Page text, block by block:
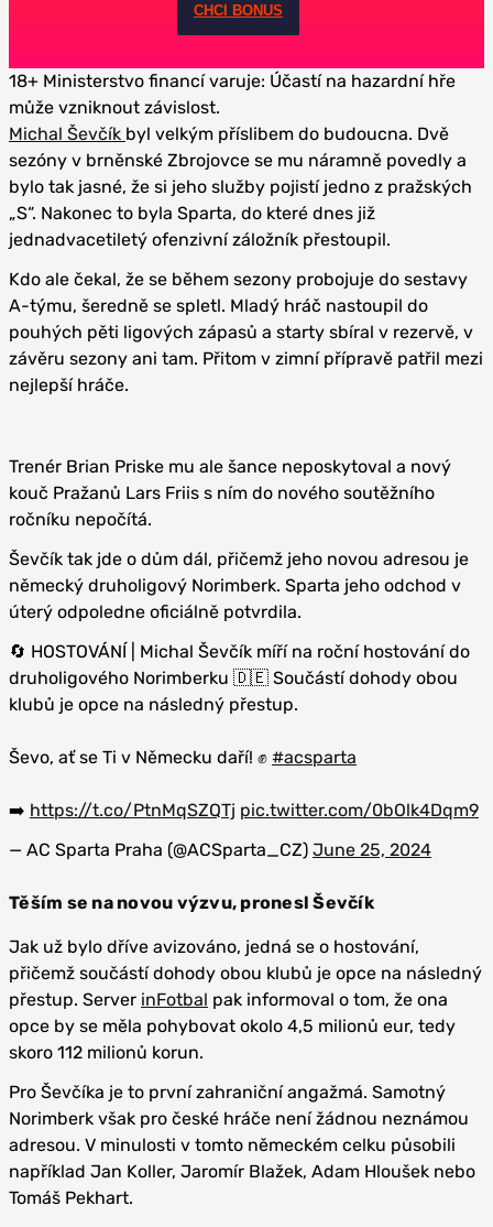
CHCI BONUS
18+ Ministerstvo financí varuje: Účastí na hazardní hře
může vzniknout závislost.
Michal Ševčík byl velkým příslibem do budoucna. Dvě
sezóny v brněnské Zbrojovce se mu náramně povedly a
bylo tak jasné, že si jeho služby pojistí jedno z pražských
„S“. Nakonec to byla Sparta, do které dnes již
jednadvacetiletý ofenzivní záložník přestoupil.
Kdo ale čekal, že se během sezony probojuje do sestavy
A-týmu, šeredně se spletl. Mladý hráč nastoupil do
pouhých pěti ligových zápasů a starty sbíral v rezervě, v
závěru sezony ani tam. Přitom v zimní přípravě patřil mezi
nejlepší hráče.
Trenér Brian Priske mu ale šance neposkytoval a nový
kouč Pražanů Lars Friis s ním do nového soutěžního
ročníku nepočítá.
Ševčík tak jde o dům dál, přičemž jeho novou adresou je
německý druholigový Norimberk. Sparta jeho odchod v
úterý odpoledne oficiálně potvrdila.
🔄 HOSTOVÁNÍ | Michal Ševčík míří na roční hostování do
druholigového Norimberku 🇩🇪 Součástí dohody obou
klubů je opce na následný přestup.
Ševo, ať se Ti v Německu daří! ✊ #acsparta
➡️ https://t.co/PtnMqSZQTj pic.twitter.com/0bOlk4Dqm9
— AC Sparta Praha (@ACSparta_CZ) June 25, 2024
Těším se na novou výzvu, pronesl Ševčík
Jak už bylo dříve avizováno, jedná se o hostování,
přičemž součástí dohody obou klubů je opce na následný
přestup. Server inFotbal pak informoval o tom, že ona
opce by se měla pohybovat okolo 4,5 milionů eur, tedy
skoro 112 milionů korun.
Pro Ševčíka je to první zahraniční angažmá. Samotný
Norimberk však pro české hráče není žádnou neznámou
adresou. V minulosti v tomto německém celku působili
například Jan Koller, Jaromír Blažek, Adam Hloušek nebo
Tomáš Pekhart.